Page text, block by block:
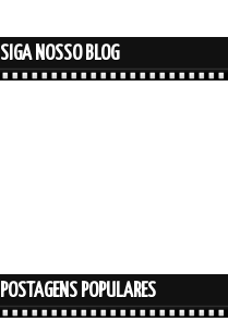
SIGA NOSSO BLOG
POSTAGENS POPULARES